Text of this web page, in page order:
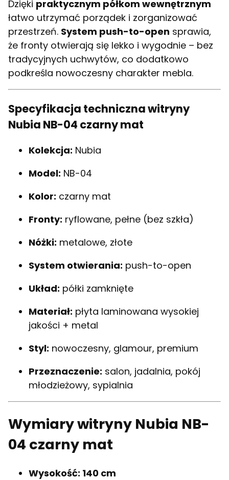
Dzięki praktycznym półkom wewnętrznym
łatwo utrzymać porządek i zorganizować
przestrzeń. System push-to-open sprawia,
że fronty otwierają się lekko i wygodnie – bez
tradycyjnych uchwytów, co dodatkowo
podkreśla nowoczesny charakter mebla.
Specyfikacja techniczna witryny
Nubia NB-04 czarny mat
Kolekcja: Nubia
Model: NB-04
Kolor: czarny mat
Fronty: ryflowane, pełne (bez szkła)
Nóżki: metalowe, złote
System otwierania: push-to-open
Układ: półki zamknięte
Materiał: płyta laminowana wysokiej
jakości + metal
Styl: nowoczesny, glamour, premium
Przeznaczenie: salon, jadalnia, pokój
młodzieżowy, sypialnia
Wymiary witryny Nubia NB-
04 czarny mat
Wysokość: 140 cm